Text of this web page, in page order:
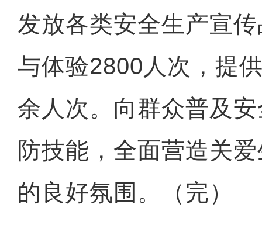
发放各类安全生产宣
与体验2800人次，提
余人次。向群众普及
防技能，全面营造关
的良好氛围。（完）
电商主播大赛暨首届直播新